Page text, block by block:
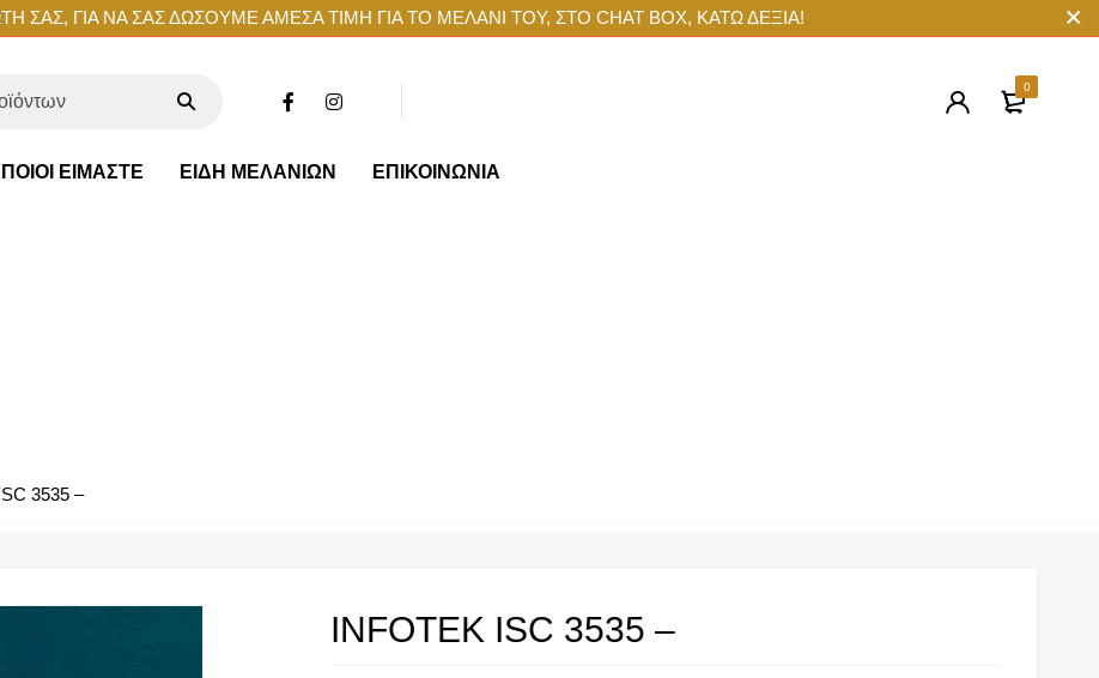
ΣΑΣ, ΓΙΑ ΝΑ ΣΑΣ ΔΩΣΟΥΜΕ ΑΜΕΣΑ ΤΙΜΗ ΓΙΑ ΤΟ ΜΕΛΑΝΙ ΤΟΥ, ΣΤΟ CHAT BOX, ΚΑΤΩ ΔΕΞΙΑ!
0
ΠΟΙΟΙ ΕΙΜΑΣΤΕ ΕΙΔΗ ΜΕΛΑΝΙΩΝ ΕΠΙΚΟΙΝΩΝΙΑ
3535 –
INFOTEK ISC 3535 –